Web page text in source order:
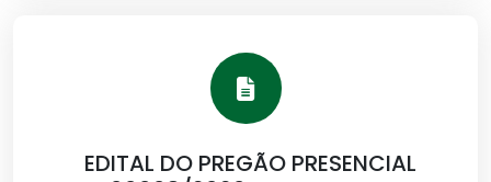
EDITAL DO PREGÃO PRESENCIAL